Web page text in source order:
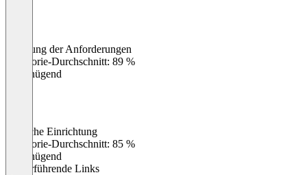
Erfüllung der Anforderungen
Kategorie-Durchschnitt: 89 %
Ungenügend
Einfache Einrichtung
Kategorie-Durchschnitt: 85 %
Ungenügend
Weiterführende Links